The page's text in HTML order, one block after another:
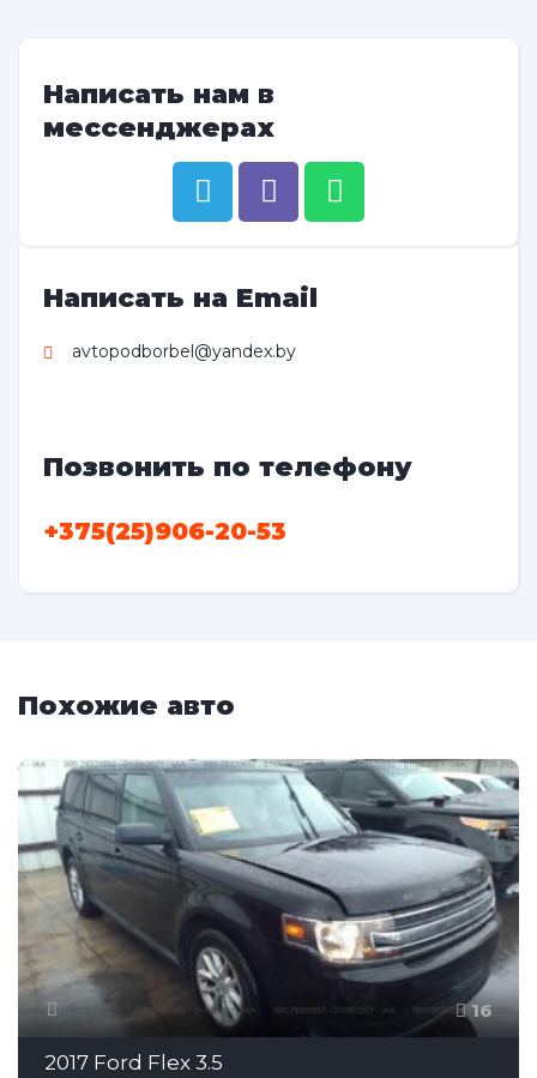
Написать нам в
мессенджерах
Написать на Email
avtopodborbel@yandex.by
Позвонить по телефону
+375(25)906-20-53
Похожие авто
16
2017 Ford Flex 3.5